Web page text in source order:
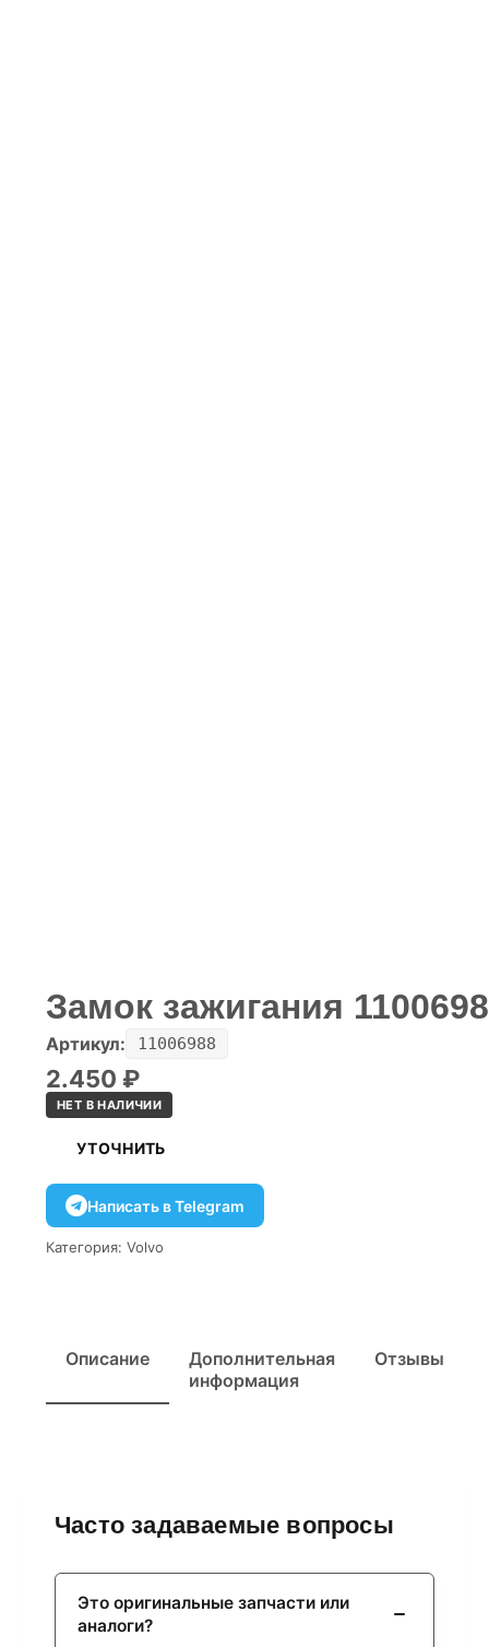
Замок зажигания
Артикул: 11006988
2.450 ₽
НЕТ В НАЛИЧИИ
УТОЧНИТЬ
Написать в Telegram
Категория: Volvo
Описание
Дополнительная
информация
Отзывы
Часто задаваемые вопросы
Это оригинальные запчасти или
аналоги?